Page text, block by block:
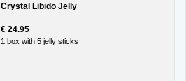
Crystal Libido Jelly
€ 24.95
1 box with 5 jelly sticks